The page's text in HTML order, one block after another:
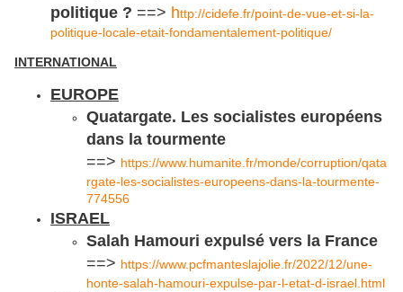
politique ? ==> http://cidefe.fr/point-de-vue-et-si-la-
politique-locale-etait-fondamentalement-politique/
INTERNATIONAL
EUROPE
Quatargate. Les socialistes européens
dans la tourmente
==> https://www.humanite.fr/monde/corruption/qata
rgate-les-socialistes-europeens-dans-la-tourmente-
774556
ISRAEL
Salah Hamouri expulsé vers la France
==> https://www.pcfmanteslajolie.fr/2022/12/une-
honte-salah-hamouri-expulse-par-l-etat-d-israel.html